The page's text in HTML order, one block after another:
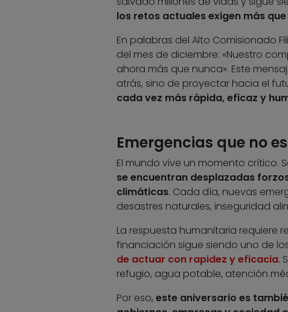
los retos actuales exigen más
En palabras del Alto Comisionado
del mes de diciembre: «Nuestro
ahora más que nunca». Este
atrás, sino de proyectar hacia el
cada vez más rápida, eficaz y
Emergencias que no
El mundo vive un momento crítico.
se encuentran desplazadas
climáticas. Cada día, nuevas
desastres naturales, inseguridad
La respuesta humanitaria requiere
financiación sigue siendo uno de
de actuar con rapidez y eficacia.
refugio, agua potable, atención
Por eso, este aniversario es